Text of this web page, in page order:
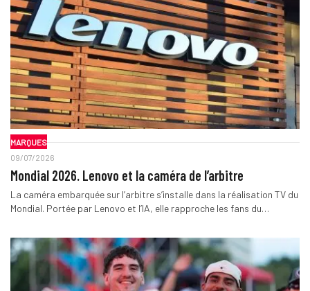
MARQUES
09/07/2026
Mondial 2026. Lenovo et la caméra de l’arbitre
La caméra embarquée sur l’arbitre s’installe dans la réalisation TV du
Mondial. Portée par Lenovo et l’IA, elle rapproche les fans du…